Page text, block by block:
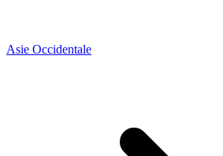
Asie Occidentale